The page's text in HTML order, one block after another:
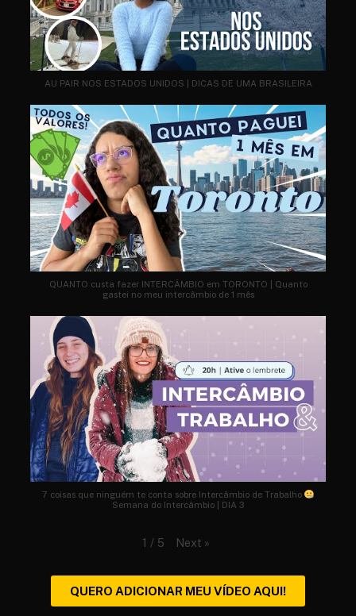
AU PAIR NOS ESTADOS UNIDOS | DICAS DE UMA BRASILEIRA
QUANTO custa fazer INTERCÂMBIO em TORONTO | Quanto
gastei no meu intercâmbio de 1 mês
7 coisas que ninguém te conta sobre Intercâmbio de Trabalho
Semana do Intercâmbio | DIA 3
1 / 5 Next »
QUERO ADICIONAR MEU VÍDEO AQUI!